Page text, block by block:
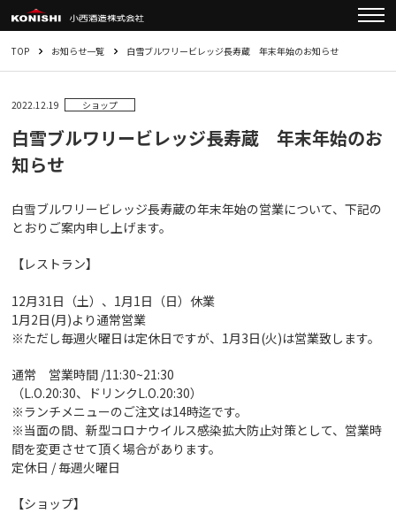
TOP お知らせ一覧 白雪ブルワリービレッジ長寿蔵 年末年始のお知らせ
2022.12.19 ショップ
白雪ブルワリービレッジ長寿蔵 年末年始のお
知らせ
白雪ブルワリービレッジ長寿蔵の年末年始の営業について、下記の
とおりご案内申し上げます。
【レストラン】
12月31日（土）、1月1日（日）休業
1月2日(月)より通常営業
※ただし毎週火曜日は定休日ですが、1月3日(火)は営業致します。
通常 営業時間 /11:30~21:30
（L.O.20:30、ドリンクL.O.20:30）
※ランチメニューのご注文は14時迄です。
※当面の間、新型コロナウイルス感染拡大防止対策として、営業時
間を変更させて頂く場合があります。
定休日 / 毎週火曜日
【ショップ】